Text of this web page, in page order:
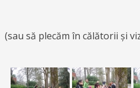
(sau să plecăm în călătorii și